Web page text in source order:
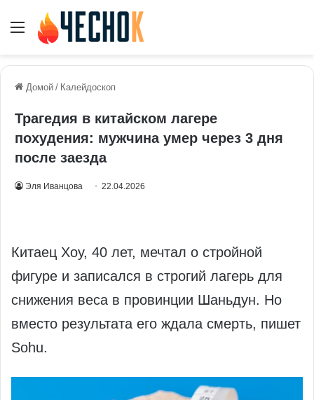
Меню
Домой / Калейдоскоп
Трагедия в китайском лагере
похудения: мужчина умер через 3 дня
после заезда
Эля Иванцова 22.04.2026
Китаец Хоу, 40 лет, мечтал о стройной
фигуре и записался в строгий лагерь для
снижения веса в провинции Шаньдун. Но
вместо результата его ждала смерть, пишет
Sohu.